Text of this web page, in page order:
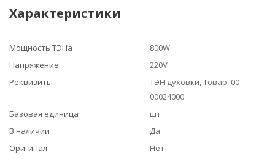
Характеристики
Мощность ТЭНа
800W
Напряжение
220V
Реквизиты
ТЭН духовки, Товар, 00-
00024000
Базовая единица
шт
В наличии
Да
Оригинал
Нет